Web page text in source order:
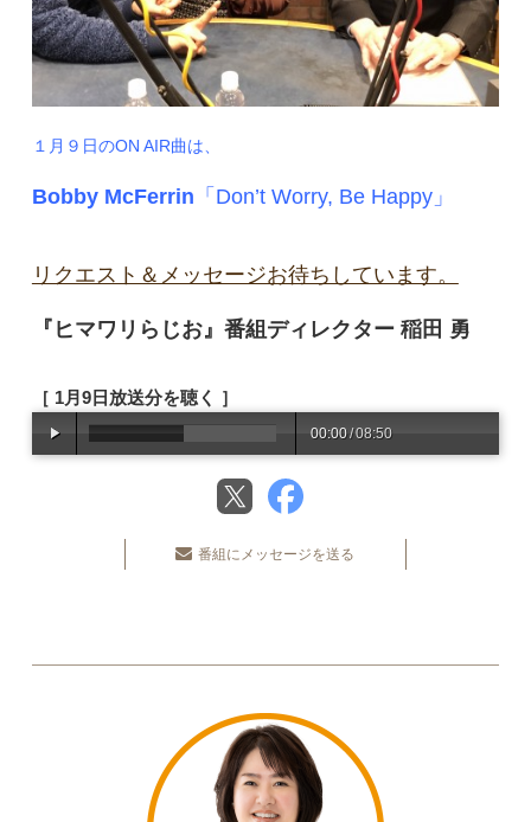
１月９日のON AIR曲は、
Bobby McFerrin 「Don’t Worry, Be Happy」
リクエスト＆メッセージお待ちしています。
『ヒマワリらじお』番組ディレクター 稲田 勇
［ 1月9日放送分を聴く ］
00:00/08:50
番組にメッセージを送る